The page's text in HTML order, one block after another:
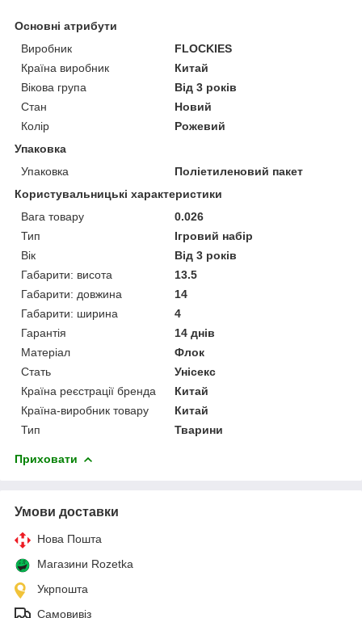
Основні атрибути
Виробник
FLOCKIES
Країна виробник
Китай
Вікова група
Від 3 років
Стан
Новий
Колір
Рожевий
Упаковка
Упаковка
Поліетиленовий пакет
Користувальницькі характеристики
Вага товару
0.026
Тип
Ігровий набір
Вік
Від 3 років
Габарити: висота
13.5
Габарити: довжина
14
Габарити: ширина
4
Гарантія
14 днів
Матеріал
Флок
Стать
Унісекс
Країна реєстрації бренда
Китай
Країна-виробник товару
Китай
Тип
Тварини
Приховати
Умови доставки
Нова Пошта
Магазини Rozetka
Укрпошта
Самовивіз